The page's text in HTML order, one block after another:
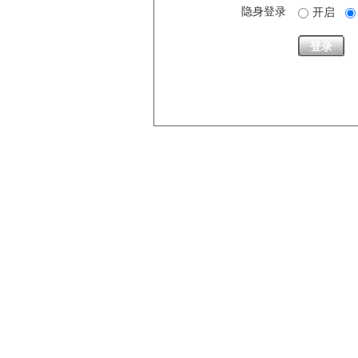
隐身登录 开启
登录